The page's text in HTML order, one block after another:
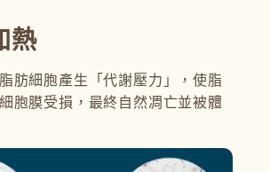
熱
肪細胞產生「代謝壓力」，使脂
胞膜受損，最終自然凋亡並被體